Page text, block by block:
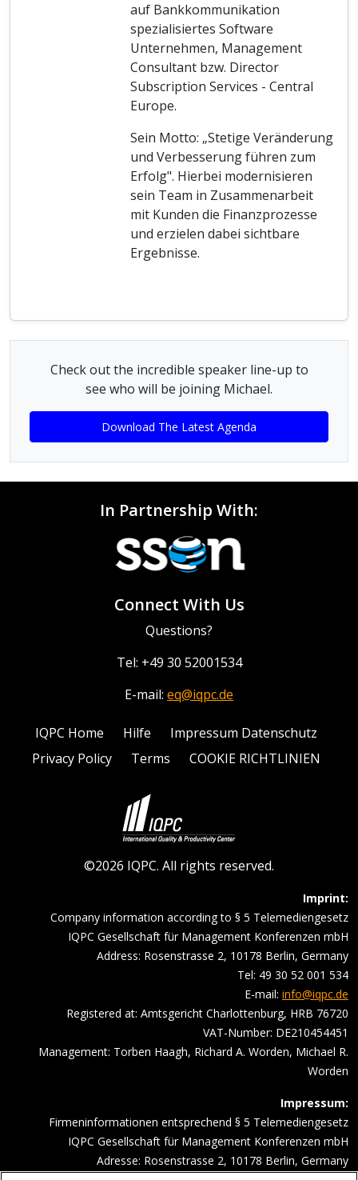
auf Bankkommunikation
spezialisiertes Software
Unternehmen, Management
Consultant bzw. Director
Subscription Services - Central
Europe.
Sein Motto: „Stetige Veränderung
und Verbesserung führen zum
Erfolg". Hierbei modernisieren
sein Team in Zusammenarbeit
mit Kunden die Finanzprozesse
und erzielen dabei sichtbare
Ergebnisse.
Check out the incredible speaker line-up to
see who will be joining Michael.
Download The Latest Agenda
In Partnership With:
Connect With Us
Questions?
Tel: +49 30 52001534
E-mail: eq@iqpc.de
IQPC Home Hilfe
Impressum Datenschutz
Privacy Policy
Terms COOKIE RICHTLINIEN
©2026 IQPC. All rights reserved.
Imprint:
Company information according to § 5 Telemediengesetz
IQPC Gesellschaft für Management Konferenzen mbH
Address: Rosenstrasse 2, 10178 Berlin, Germany
Tel: 49 30 52 001 534
E-mail: info@iqpc.de
Registered at: Amtsgericht Charlottenburg, HRB 76720
VAT-Number: DE210454451
Management: Torben Haagh, Richard A. Worden, Michael R.
Worden
Impressum:
Firmeninformationen entsprechend § 5 Telemediengesetz
IQPC Gesellschaft für Management Konferenzen mbH
Adresse: Rosenstrasse 2, 10178 Berlin, Germany